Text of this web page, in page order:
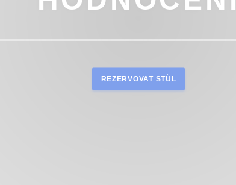
REZERVOVAT STŮL